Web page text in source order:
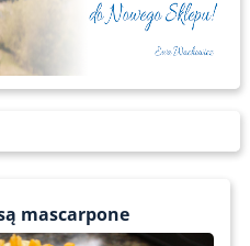
mascarpone